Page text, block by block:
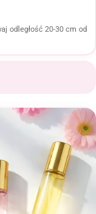
odległość 20-30 cm od